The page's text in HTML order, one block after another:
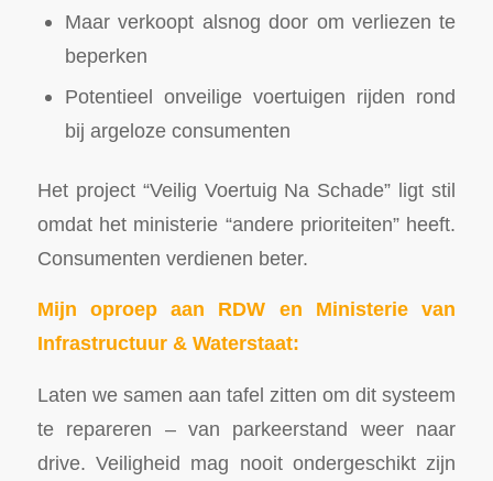
Maar verkoopt alsnog door om verliezen te
beperken
Potentieel onveilige voertuigen rijden rond
bij argeloze consumenten
Het project “Veilig Voertuig Na Schade” ligt stil
omdat het ministerie “andere prioriteiten” heeft.
Consumenten verdienen beter.
Mijn oproep aan RDW en Ministerie van
Infrastructuur & Waterstaat:
Laten we samen aan tafel zitten om dit systeem
te repareren – van parkeerstand weer naar
drive. Veiligheid mag nooit ondergeschikt zijn